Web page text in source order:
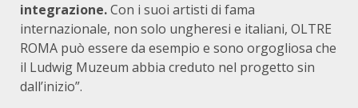
integrazione.Con i suoi artisti di fama
internazionale, non solo ungheresi e italiani, OLTRE
ROMA può essere da esempio e sono orgogliosa che
il Ludwig Muzeum abbia creduto nel progetto sin
dall’inizio”.